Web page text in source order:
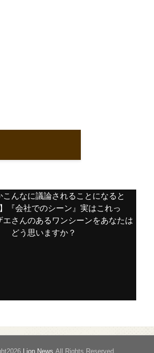
こんなに議論されることになると
『会社でのシーン』実はこれっ
エさんのあるワンシーンをあなたは
どう思いますか？
Lion News .All Rights Reserved.